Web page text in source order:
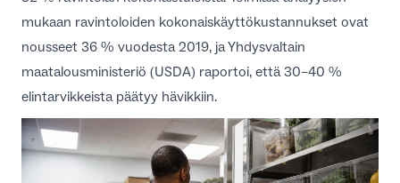
mukaan ravintoloiden kokonaiskäyttökustannukset ovat
nousseet 36 % vuodesta 2019, ja Yhdysvaltain
maatalousministeriö (USDA) raportoi, että30–40 %
elintarvikkeista päätyy hävikkiin.